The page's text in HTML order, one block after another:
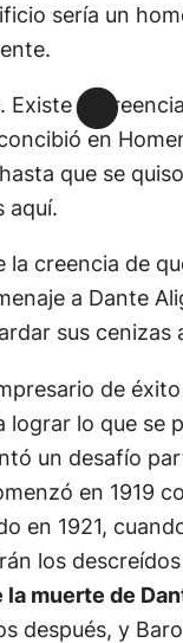
sería un
la creencia de
a Dante
sus cenizas
de
lograr lo que se
un desafío
en 1919
en 1921,
los
muerte de
después, y